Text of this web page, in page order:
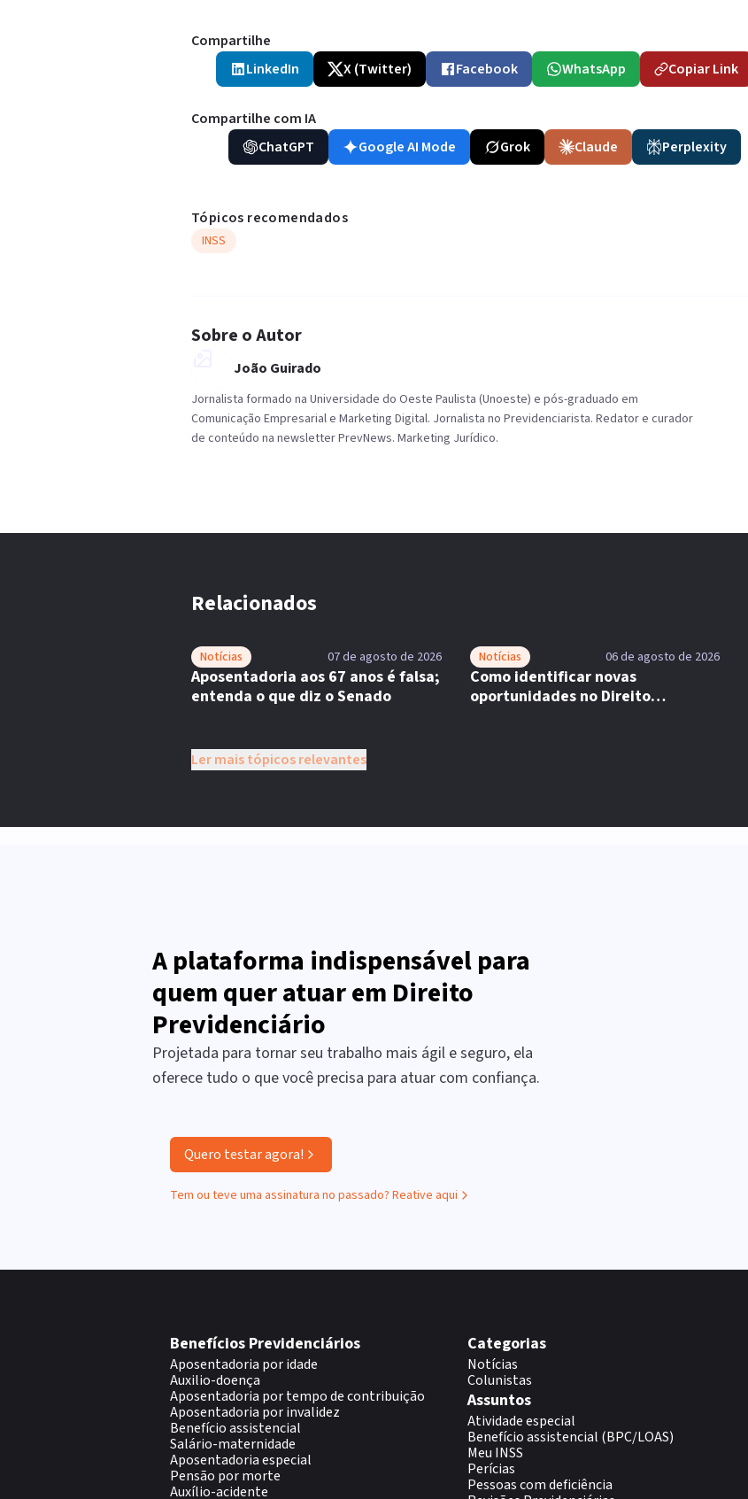
Compartilhe
LinkedIn
X (Twitter) Facebook WhatsApp Copiar Link
Compartilhe com IA
ChatGPT
Google AI Mode Grok Claude Perplexity
Tópicos recomendados
INSS
Sobre o Autor
João Guirado
Jornalista formado na Universidade do Oeste Paulista (Unoeste) e pós-graduado em
Comunicação Empresarial e Marketing Digital. Jornalista no Previdenciarista. Redator e curador
de conteúdo na newsletter PrevNews. Marketing Jurídico.
Relacionados
Notícias 07 de agosto de 2026
Aposentadoria aos 67 anos é falsa;
entenda o que diz o Senado
Notícias 06 de agosto de 2026
Como identificar novas
oportunidades no Direito
Ler mais tópicos relevantes
A plataforma indispensável para
quem quer atuar em Direito
Previdenciário
Projetada para tornar seu trabalho mais ágil e seguro, ela
oferece tudo o que você precisa para atuar com confiança.
Quero testar agora!
Tem ou teve uma assinatura no passado? Reative aqui
Benefícios Previdenciários
Aposentadoria por idade
Auxilio-doença
Aposentadoria por tempo de contribuição
Aposentadoria por invalidez
Benefício assistencial
Salário-maternidade
Aposentadoria especial
Pensão por morte
Auxílio-acidente
Categorias
Notícias
Colunistas
Assuntos
Atividade especial
Benefício assistencial (BPC/LOAS)
Meu INSS
Perícias
Pessoas com deficiência